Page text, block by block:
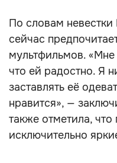
По словам
сейчас
мультфильмов. «Мне
что ей радостно. Я
заставлять её
нравится», —
также отметила,
исключительно